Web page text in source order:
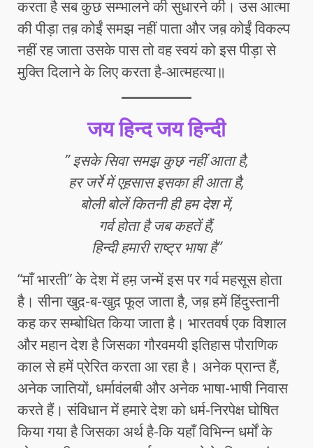
करता है सब कुछ सम्भालने की सुधारने की। उस आत्मा
की पीड़ा तब़ कोईं समझ नहीं पाता और जब़ कोईं विकल्प
नहीं रह जाता उसके पास तो वह स्वयं को इस पीड़ा से
मुक्ति दिलाने के लिए करता है-आत्महत्या॥
जय हिन्द जय हिन्दी
” इसके सिवा समझ़ कुछ़ नहीं आता है,
हर जर्रे में एह़सास इसका ही आता है,
बोली बोलें कितनी ही हम देश में,
गर्व होता है जब कहतें हैं,
हिन्दी हमारी राष्ट्र भाषा है”
“माँ भारती” के देश में हम़ जन्में इस पर गर्व महसूस होता
है। सीना खुद़-ब-खुद़ फूल़ जाता है, जब़ हमें हिंदुस्तानी
कह कर सम्बोधित किया जाता है। भारतवर्ष एक विशाल
और महान देश है जिसका गौरवमयी इतिहास पौराणिक
काल से हमें प्रेरित करता आ रहा है। अनेक प्रान्त हैं,
अनेक जातियों, धर्मावंलबी और अनेक भाषा-भाषी निवास
करते हैं। संविधान में हमारे देश को धर्म-निरपेक्ष घोषित
किया गया है जिसका अर्थ है-कि यहाँ विभिन्न धर्मों के